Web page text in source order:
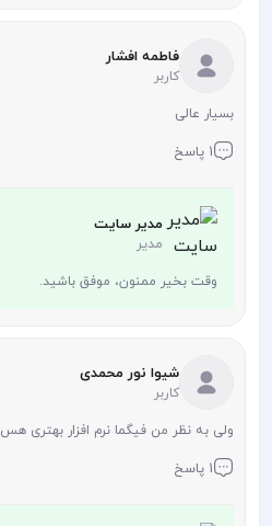
فاطمه افشار
کاربر
بسیار عالی
1 پاسخ
مدیر سایت
مدیر
وقت بخیر ممنون، موفق باشید.
شیوا نور محمدی
کاربر
ولی به نظر من فیگما نرم افزار بهتری هس
1 پاسخ